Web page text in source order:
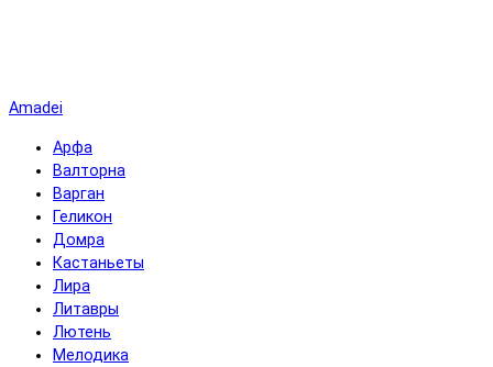
Amadei
Арфа
Валторна
Варган
Геликон
Домра
Кастаньеты
Лира
Литавры
Лютень
Мелодика